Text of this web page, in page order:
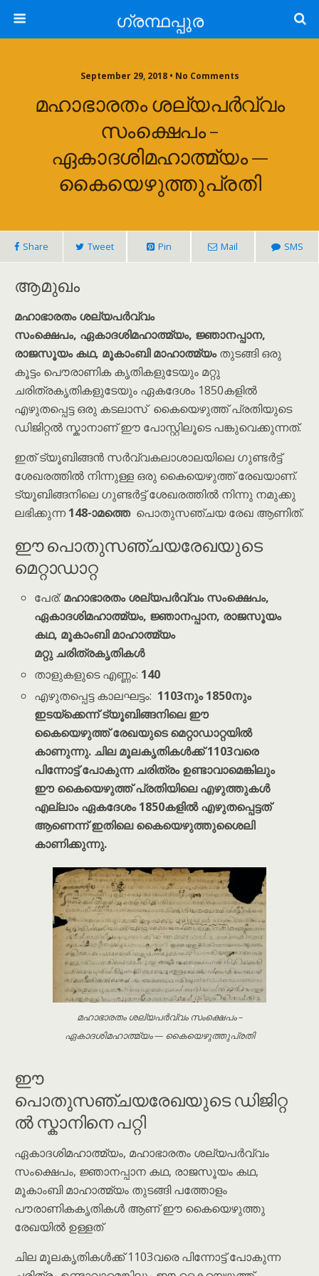
ഗ്രന്ഥപ്പുര
September 29, 2018 • No Comments
മഹാഭാരതം ശല്യപർവ്വം
സംക്ഷെപം –
ഏകാദശിമഹാത്മ്യം —
കൈയെഴുത്തുപ്രതി
Share Tweet Pin Mail SMS
ആമുഖം
മഹാഭാരതം ശല്യപർവ്വം
സംക്ഷെപം, ഏകാദശിമഹാത്മ്യം, ജ്ഞാനപ്പാന,
രാജസൂയം കഥ, മൂകാം‌ബി മാഹാത്മ്യംതുടങ്ങി ഒരു
കൂട്ടം പൌരാണിക കൃതികളുടേയും മറ്റു
ചരിത്രകൃതികളുടേയും ഏകദേശം 1850കളിൽ
എഴുതപ്പെട്ട ഒരു കടലാസ് കൈയെഴുത്ത് പ്രതിയുടെ
ഡിജിറ്റൽ സ്കാനാണ് ഈ പോസ്റ്റിലൂടെ പങ്കുവെക്കുന്നത്.
ഇത് ട്യൂബിങ്ങൻ സർവ്വകലാശാലയിലെ ഗുണ്ടർട്ട്
ശേഖരത്തിൽ നിന്നുള്ള ഒരു കൈയെഴുത്ത് രേഖയാണ്.
ട്യൂബിങ്ങനിലെ ഗുണ്ടർട്ട് ശേഖരത്തിൽ നിന്നു നമുക്കു
ലഭിക്കുന്ന148-ാമത്തെപൊതുസഞ്ചയ രേഖ ആണിത്.
ഈ പൊതുസഞ്ചയരേഖയുടെ
മെറ്റാഡാറ്റ
പേര്:മഹാഭാരതം ശല്യപർവ്വം സംക്ഷെപം,
ഏകാദശിമഹാത്മ്യം, ജ്ഞാനപ്പാന, രാജസൂയം
കഥ, മൂകാം‌ബി മാഹാത്മ്യം
മറ്റു ചരിത്രകൃതികൾ
താളുകളുടെ എണ്ണം: 140
എഴുതപ്പെട്ട കാലഘട്ടം: 1103നും 1850നും
ഇടയ്ക്കെന്ന് ട്യൂബിങ്ങനിലെ ഈ
കൈയെഴുത്ത് രേഖയുടെ മെറ്റാഡാറ്റയിൽ
കാണുന്നു. ചില മൂലകൃതികൾക്ക് 1103വരെ
പിന്നോട്ട് പോകുന്ന ചരിത്രം ഉണ്ടാവാമെങ്കിലും
ഈ കൈയെഴുത്ത് പ്രതിയിലെ എഴുത്തുകൾ
എല്ലാം ഏകദേശം 1850കളിൽ എഴുതപ്പെട്ടത്
ആണെന്ന് ഇതിലെ കൈയെഴുത്തുശൈലി
കാണിക്കുന്നു.
മഹാഭാരതം ശല്യപർവ്വം സംക്ഷെപം –
ഏകാദശിമഹാത്മ്യം — കൈയെഴുത്തുപ്രതി
ഈ
പൊതുസഞ്ചയരേഖയുടെ ഡിജിറ്റ
ൽ സ്കാനിനെ പറ്റി
ഏകാദശിമഹാത്മ്യം, മഹാഭാരതം ശല്യപർവ്വം
സംക്ഷെപം, ജ്ഞാനപ്പാന കഥ, രാജസൂയം കഥ,
മൂകാം‌ബി മാഹാത്മ്യം തുടങ്ങി പത്തോളം
പൗരാണികകൃതികൾ ആണ് ഈ കൈയെഴുത്തു
രേഖയിൽ ഉള്ളത്
ചില മൂലകൃതികൾക്ക് 1103വരെ പിന്നോട്ട് പോകുന്ന